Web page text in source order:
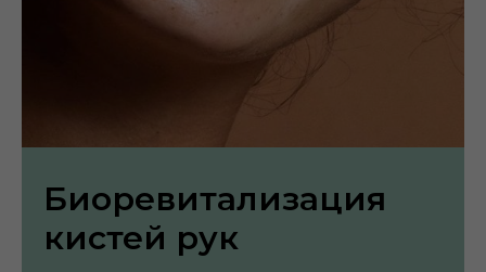
Биоревитализация
кистей рук